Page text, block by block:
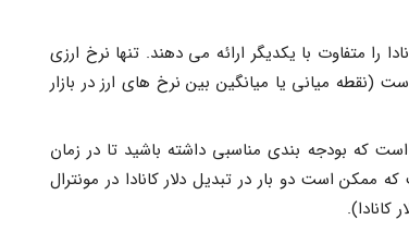
را متفاوت با یکدیگر ارائه می دهند. تنها نرخ ارزی
(نقطه میانی یا میانگین بین نرخ ‌های ارز در بازار
که بودجه بندی مناسبی داشته باشید تا در زمان
ممکن است دو بار در تبدیل دلار کانادا در مونترال